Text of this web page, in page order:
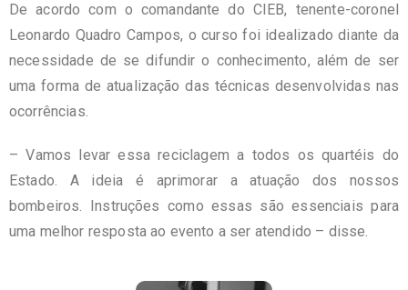
De acordo com o comandante do CIEB, tenente-coronel
Leonardo Quadro Campos, o curso foi idealizado diante da
necessidade de se difundir o conhecimento, além de ser
uma forma de atualização das técnicas desenvolvidas nas
ocorrências.
– Vamos levar essa reciclagem a todos os quartéis do
Estado. A ideia é aprimorar a atuação dos nossos
bombeiros. Instruções como essas são essenciais para
uma melhor resposta ao evento a ser atendido – disse.